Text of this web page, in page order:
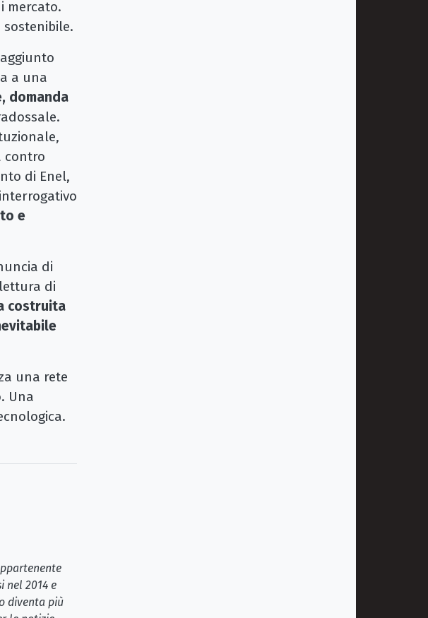
mercato.
a una
domanda
contro
di Enel,
e
di
di
costruita
una rete
Una
nel 2014 e
diventa più